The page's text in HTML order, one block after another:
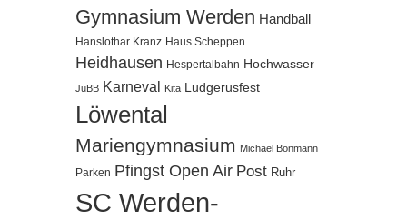
Gymnasium Werden Handball
Hanslothar Kranz Haus Scheppen
Heidhausen Hespertalbahn Hochwasser
JuBB Karneval Kita Ludgerusfest
Löwental
Mariengymnasium Michael Bonmann
Parken Pfingst Open Air Post Ruhr
SC Werden-